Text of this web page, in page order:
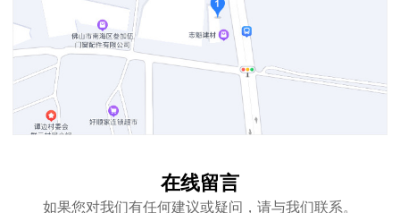
在线留言
如果您对我们有任何建议或疑问，请与我们联系。